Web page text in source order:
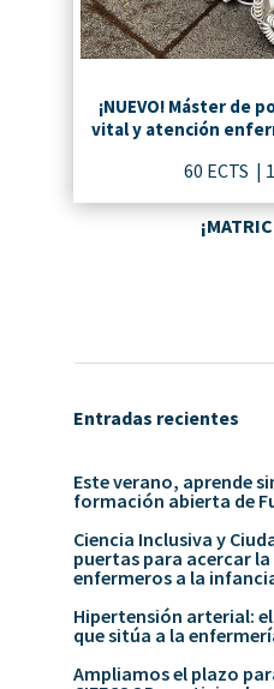
¡NUEVO! Máster de
vital y atención
60 ECTS |
Entradas recientes
Este verano, aprende
formación abierta de
Ciencia Inclusiva y
puertas para acercar
enfermeros a la
Hipertensión arterial:
que sitúa a la
Ampliamos el plazo